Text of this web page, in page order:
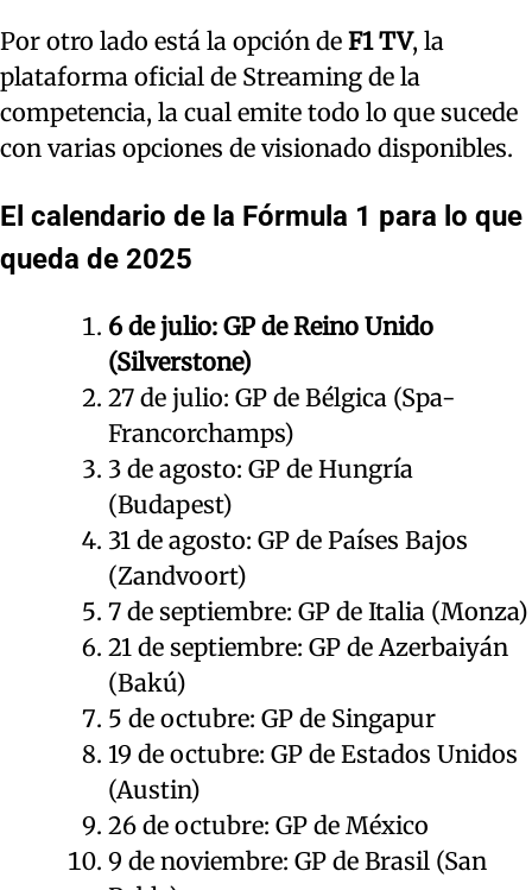
Por otro lado está la opción de F1 TV, la
plataforma oficial de Streaming de la
competencia, la cual emite todo lo que sucede
con varias opciones de visionado disponibles.
El calendario de la Fórmula 1 para lo que
queda de 2025
6 de julio: GP de Reino Unido
(Silverstone)
27 de julio: GP de Bélgica (Spa-
Francorchamps)
3 de agosto: GP de Hungría
(Budapest)
31 de agosto: GP de Países Bajos
(Zandvoort)
7 de septiembre: GP de Italia (Monza)
21 de septiembre: GP de Azerbaiyán
(Bakú)
5 de octubre: GP de Singapur
19 de octubre: GP de Estados Unidos
(Austin)
26 de octubre: GP de México
9 de noviembre: GP de Brasil (San